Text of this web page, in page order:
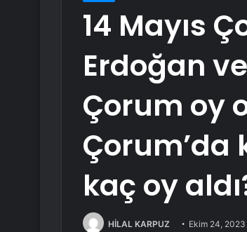
14 Mayıs
Erdoğan
Çorum oy
Çorum’da
kaç oy
HİLAL KARPUZ Ekim 24, 2023